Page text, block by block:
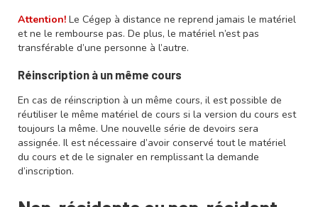
Attention! Le Cégep à distance ne reprend jamais le matériel
et ne le rembourse pas. De plus, le matériel n’est pas
transférable d’une personne à l’autre.
Réinscription à un même cours
En cas de réinscription à un même cours, il est possible de
réutiliser le même matériel de cours si la version du cours est
toujours la même. Une nouvelle série de devoirs sera
assignée. Il est nécessaire d’avoir conservé tout le matériel
du cours et de le signaler en remplissant la demande
d’inscription.